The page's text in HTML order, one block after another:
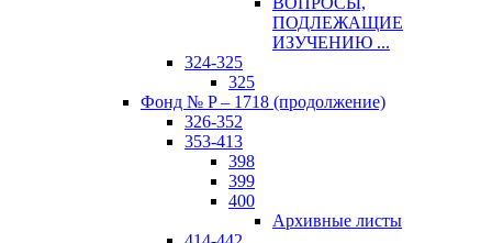
ПОДЛЕЖАЩИЕ
ИЗУЧЕНИЮ ...
324-325
325
Фонд № P – 1718 (продолжение)
326-352
353-413
398
399
400
Архивные листы